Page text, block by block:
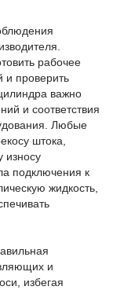
рабочее
и проверить
важно
и соответствия
Любые
штока,
износу
подключения к
жидкость,
и
избегая